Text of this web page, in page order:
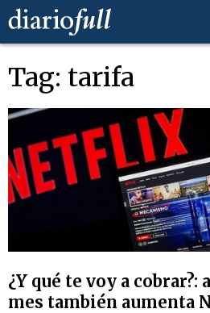
Tag: tarifa
¿Y qué te voy a cobrar?:
mes también aumenta